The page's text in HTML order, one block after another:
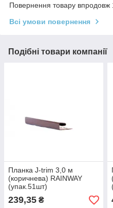
Повернення товару впродовж
Всі умови повернення
Подібні товари компанії
Планка J-trim 3,0 м
(коричнева) RAINWAY
(упак.51шт)
239,35 ₴